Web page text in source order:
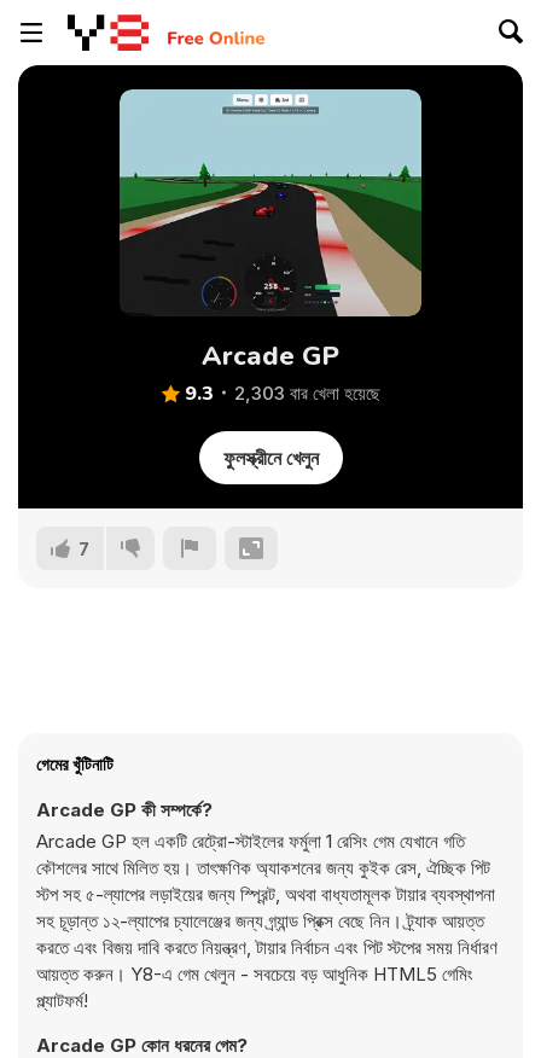
Arcade GP
9.3 2,303 বার খেলা হয়েছে
ফুলস্ক্রীনে খেলুন
7
গেমের খুঁটিনাটি
Arcade GP কী সম্পর্কে?
Arcade GP হল একটি রেট্রো-স্টাইলের ফর্মুলা 1 রেসিং গেম যেখানে গতি
কৌশলের সাথে মিলিত হয়। তাৎক্ষণিক অ্যাকশনের জন্য কুইক রেস, ঐচ্ছিক পিট
স্টপ সহ ৫-ল্যাপের লড়াইয়ের জন্য স্প্রিন্ট, অথবা বাধ্যতামূলক টায়ার ব্যবস্থাপনা
সহ চূড়ান্ত ১২-ল্যাপের চ্যালেঞ্জের জন্য গ্র্যান্ড প্রিক্স বেছে নিন। ট্র্যাক আয়ত্ত
করতে এবং বিজয় দাবি করতে নিয়ন্ত্রণ, টায়ার নির্বাচন এবং পিট স্টপের সময় নির্ধারণ
আয়ত্ত করুন। Y8-এ গেম খেলুন - সবচেয়ে বড় আধুনিক HTML5 গেমিং
প্ল্যাটফর্ম!
Arcade GP কোন ধরনের গেম?